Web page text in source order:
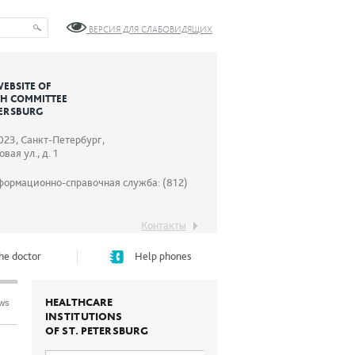
ВЕРСИЯ ДЛЯ СЛАБОВИДЯЩИХ
OF
COMMITTEE
Санкт-Петербург,
ул., д. 1
справочная служба: (812)
Контакты
doctor Help phones
HEALTHCARE
INSTITUTIONS
OF ST. PETERSBURG